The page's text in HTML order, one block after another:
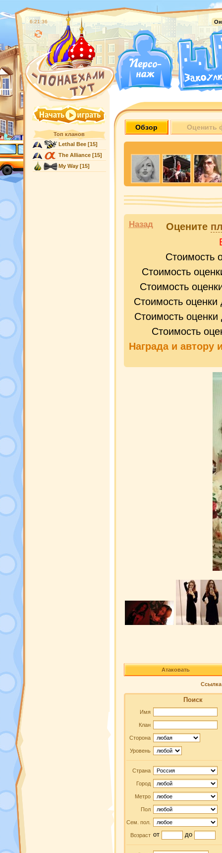
6:21:37
Топ кланов
Lethal Bee[15]
The Alliance[15]
My Way[15]
Обзор Оценить
Назад Оцените
Стоимость
Стоимость
Стоимость
Стоимость
Стоимость
Стоимость
Награда и автору
Атаковать
Ссылка
Поиск
Имя
Клан
Сторона
Уровень
Страна
Город
Метро
Пол
Сем. пол.
Возраст от до